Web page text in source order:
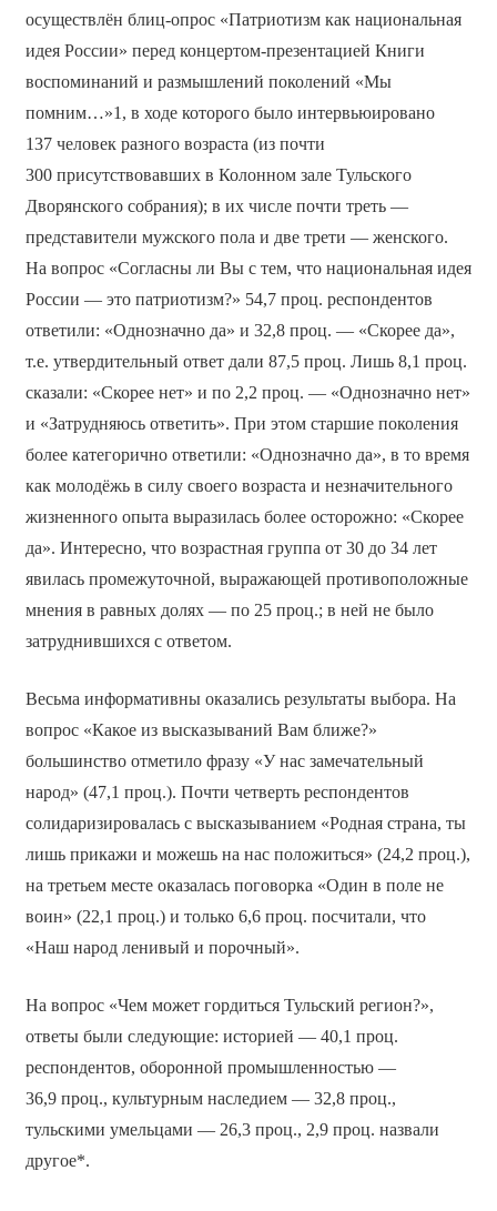
осуществлён блиц-опрос «Патриотизм как национальная
идея России» перед концертом-презентацией Книги
воспоминаний и размышлений поколений «Мы
помним…»1, в ходе которого было интервьюировано
137 человек разного возраста (из почти
300 присутствовавших в Колонном зале Тульского
Дворянского собрания); в их числе почти треть —
представители мужского пола и две трети — женского.
На вопрос «Согласны ли Вы с тем, что национальная идея
России — это патриотизм?» 54,7 проц. респондентов
ответили: «Однозначно да» и 32,8 проц. — «Скорее да»,
т.е. утвердительный ответ дали 87,5 проц. Лишь 8,1 проц.
сказали: «Скорее нет» и по 2,2 проц. — «Однозначно нет»
и «Затрудняюсь ответить». При этом старшие поколения
более категорично ответили: «Однозначно да», в то время
как молодёжь в силу своего возраста и незначительного
жизненного опыта выразилась более осторожно: «Скорее
да». Интересно, что возрастная группа от 30 до 34 лет
явилась промежуточной, выражающей противоположные
мнения в равных долях — по 25 проц.; в ней не было
затруднившихся с ответом.
Весьма информативны оказались результаты выбора. На
вопрос «Какое из высказываний Вам ближе?»
большинство отметило фразу «У нас замечательный
народ» (47,1 проц.). Почти четверть респондентов
солидаризировалась с высказыванием «Родная страна, ты
лишь прикажи и можешь на нас положиться» (24,2 проц.),
на третьем месте оказалась поговорка «Один в поле не
воин» (22,1 проц.) и только 6,6 проц. посчитали, что
«Наш народ ленивый и порочный».
На вопрос «Чем может гордиться Тульский регион?»,
ответы были следующие: историей — 40,1 проц.
респондентов, оборонной промышленностью —
36,9 проц., культурным наследием — 32,8 проц.,
тульскими умельцами — 26,3 проц., 2,9 проц. назвали
другое*.